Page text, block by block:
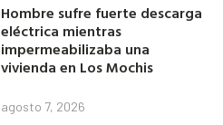
Hombre sufre fuerte descarga
eléctrica mientras
impermeabilizaba una
vivienda en Los Mochis
agosto 7, 2026